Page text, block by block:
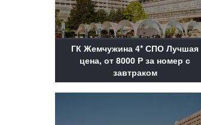
ГК Жемчужина 4* СПО Лучшая
цена, от 8000 Р за номер с
завтраком